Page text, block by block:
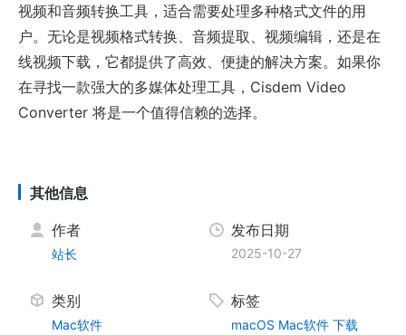
视频和音频转换工具，适合需要处理多种格式文件的用
户。无论是视频格式转换、音频提取、视频编辑，还是在
线视频下载，它都提供了高效、便捷的解决方案。如果你
在寻找一款强大的多媒体处理工具，Cisdem Video
Converter 将是一个值得信赖的选择。
其他信息
作者
站长
发布日期
2025-10-27
类别
Mac软件
标签
macOS Mac软件 下载